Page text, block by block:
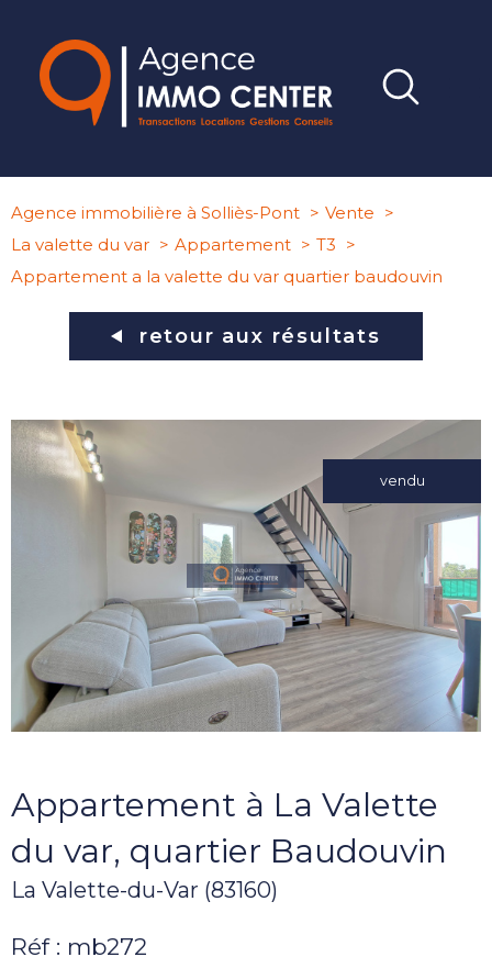
Agence immobilière à Solliès-Pont
Vente
La valette du var
Appartement
T3
Appartement a la valette du var quartier baudouvin
retour aux résultats
vendu
Appartement à La Valette
du var, quartier Baudouvin
La Valette-du-Var (83160)
Réf : mb272